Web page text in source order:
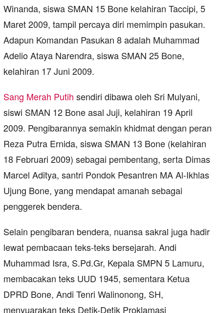
Winanda, siswa SMAN 15 Bone kelahiran Taccipi, 5
Maret 2009, tampil percaya diri memimpin pasukan.
Adapun Komandan Pasukan 8 adalah Muhammad
Adelio Ataya Narendra, siswa SMAN 25 Bone,
kelahiran 17 Juni 2009.
Sang Merah Putih sendiri dibawa oleh Sri Mulyani,
siswi SMAN 12 Bone asal Juji, kelahiran 19 April
2009. Pengibarannya semakin khidmat dengan peran
Reza Putra Ernida, siswa SMAN 13 Bone (kelahiran
18 Februari 2009) sebagai pembentang, serta Dimas
Marcel Aditya, santri Pondok Pesantren MA Al-Ikhlas
Ujung Bone, yang mendapat amanah sebagai
penggerek bendera.
Selain pengibaran bendera, nuansa sakral juga hadir
lewat pembacaan teks-teks bersejarah. Andi
Muhammad Isra, S.Pd.Gr, Kepala SMPN 5 Lamuru,
membacakan teks UUD 1945, sementara Ketua
DPRD Bone, Andi Tenri Walinonong, SH,
menyuarakan teks Detik-Detik Proklamasi